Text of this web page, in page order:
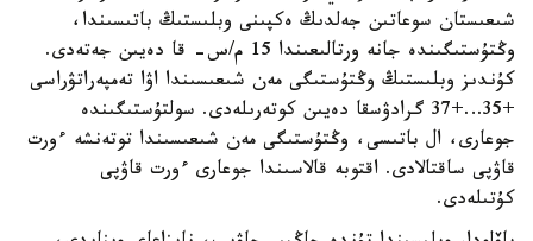
شىعىستان سوعاتىن جەلدىڭ ەكپىنى وبلىستىڭ باتىسىندا،
وڭتۇستىگىندە جانە ورتالىعىندا 15 م/س- قا دەيىن جەتەدى.
كۇندىز وبلىستىڭ وڭتۇستىگى مەن شىعىسىندا اۋا تەمپەراتۋراسى
+35…+37 گرادۋسقا دەيىن كوتەرىلەدى. سولتۇستىگىندە
جوعارى، ال باتىسى، وڭتۇستىگى مەن شىعىسىندا توتەنشە ءورت
قاۋپى ساقتالادى. اقتوبە قالاسىندا جوعارى ءورت قاۋپى
كۇتىلەدى.